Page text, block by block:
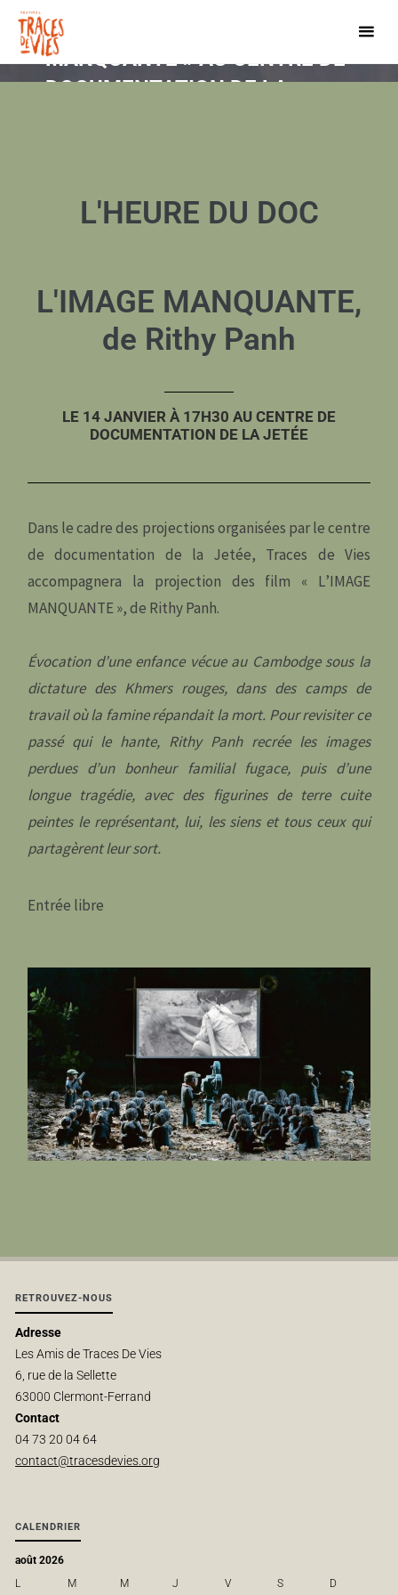
14 JANVIER • « L’IMAGE
MANQUANTE » AU CENTRE DE
DOCUMENTATION DE LA
L'HEURE DU DOC
L'IMAGE MANQUANTE,
de Rithy Panh
LE 14 JANVIER À 17H30 AU CENTRE DE
DOCUMENTATION DE LA JETÉE
Dans le cadre des projections organisées par le centre
de documentation de la Jetée, Traces de Vies
accompagnera la projection des film « L’IMAGE
MANQUANTE », de Rithy Panh.
Évocation d’une enfance vécue au Cambodge sous la
dictature des Khmers rouges, dans des camps de
travail où la famine répandait la mort. Pour revisiter ce
passé qui le hante, Rithy Panh recrée les images
perdues d’un bonheur familial fugace, puis d’une
longue tragédie, avec des figurines de terre cuite
peintes le représentant, lui, les siens et tous ceux qui
partagèrent leur sort.
Entrée libre
RETROUVEZ-NOUS
Adresse
Les Amis de Traces De Vies
6, rue de la Sellette
63000 Clermont-Ferrand
Contact
04 73 20 04 64
contact@tracesdevies.org
CALENDRIER
août 2026
L
M M J V S D